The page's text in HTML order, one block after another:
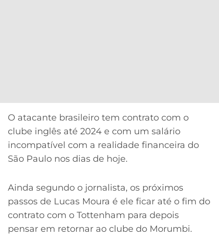
O atacante brasileiro tem contrato com o
clube inglês até 2024 e com um salário
incompatível com a realidade financeira do
São Paulo nos dias de hoje.
Ainda segundo o jornalista, os próximos
passos de Lucas Moura é ele ficar até o fim do
contrato com o Tottenham para depois
pensar em retornar ao clube do Morumbi.